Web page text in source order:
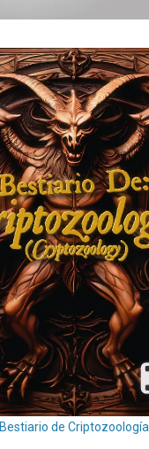
Bestiario de Criptozoología.